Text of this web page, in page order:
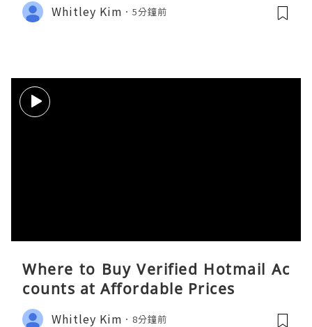
Whitley Kim 5分鐘前
Where to Buy Verified Hotmail Ac
counts at Affordable Prices
Whitley Kim 8分鐘前